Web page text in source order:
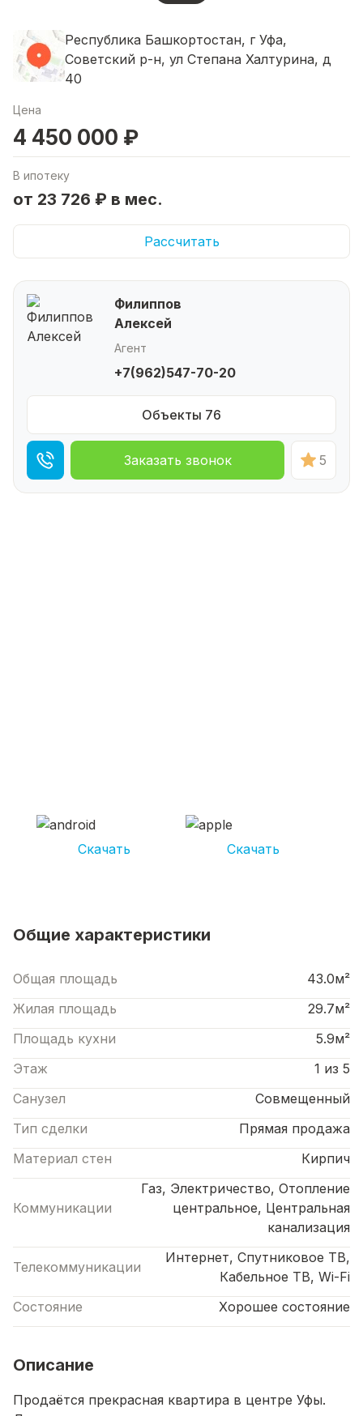
Республика Башкортостан, г Уфа,
Советский р-н, ул Степана Халтурина, д
40
Цена
4 450 000 ₽
В ипотеку
от 23 726 ₽ в мес.
Рассчитать
Филиппов
Алексей
Агент
+7(962)547-70-20
Объекты 76
Заказать звонок 5
Скачать Скачать
Общие характеристики
Общая площадь
43.0м²
Жилая площадь
29.7м²
Площадь кухни
5.9м²
Этаж
1 из 5
Санузел
Совмещенный
Тип сделки
Прямая продажа
Материал стен
Кирпич
Коммуникации
Газ, Электричество, Отопление
центральное, Центральная
канализация
Телекоммуникации
Интернет, Спутниковое ТВ,
Кабельное ТВ, Wi-Fi
Состояние
Хорошее состояние
Описание
Продаётся прекрасная квартира в центре Уфы.